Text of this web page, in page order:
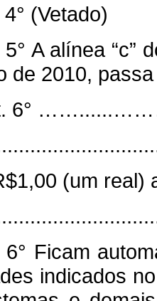
(Vetado)
A alínea “c”
de 2010,
6°
(um real)
6° Ficam
indicados